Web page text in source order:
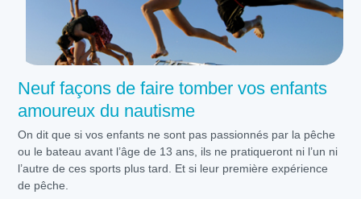
Neuf façons de faire tomber vos enfants
amoureux du nautisme
On dit que si vos enfants ne sont pas passionnés par la pêche
ou le bateau avant l’âge de 13 ans, ils ne pratiqueront ni l’un ni
l’autre de ces sports plus tard. Et si leur première expérience
de pêche.